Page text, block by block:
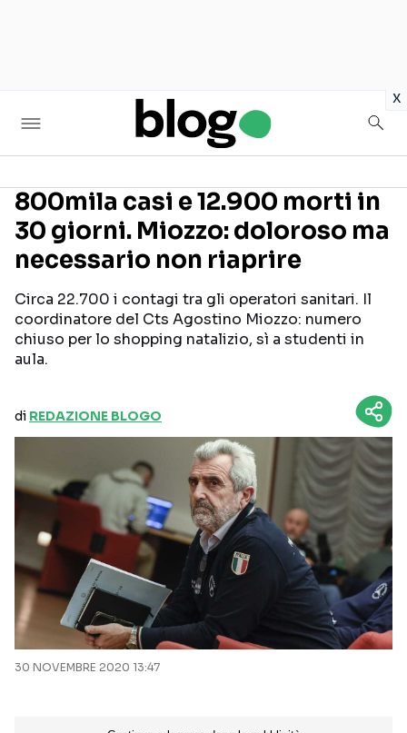
x
Seguici sui social
800mila casi e 12.900 morti in
30 giorni. Miozzo: doloroso ma
necessario non riaprire
Circa 22.700 i contagi tra gli operatori sanitari. Il
coordinatore del Cts Agostino Miozzo: numero
chiuso per lo shopping natalizio, sì a studenti in
aula.
di REDAZIONE BLOGO
30 NOVEMBRE 2020 13:47